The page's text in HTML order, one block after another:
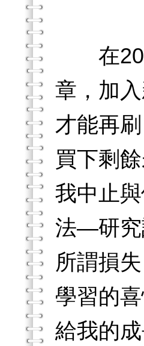
在
章，加
才能再
買下剩
我中止
法—研究
所謂損
學習的
給我的